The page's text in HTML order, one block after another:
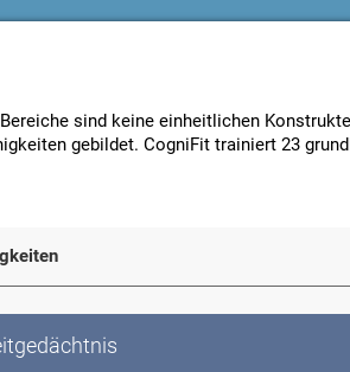
sind keine einheitlichen
gebildet. CogniFit trainiert 23